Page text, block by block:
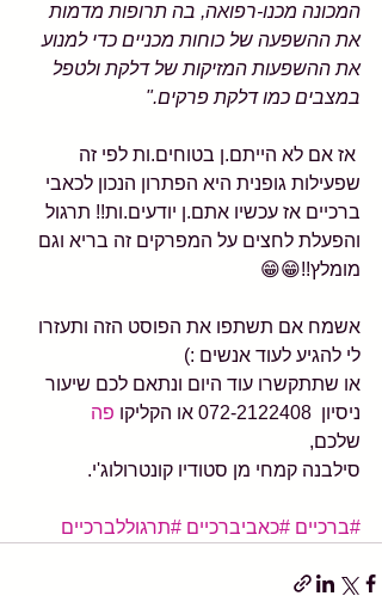
המכונה מכנו-רפואה, בה תרופות מדמות
את ההשפעה של כוחות מכניים כדי למנוע
את ההשפעות המזיקות של דלקת ולטפל
במצבים כמו דלקת פרקים."
אז אם לא הייתם.ן בטוחים.ות לפי זה
שפעילות גופנית היא הפתרון הנכון לכאבי
ברכיים אז עכשיו אתם.ן יודעים.ות!! תרגול
והפעלת לחצים על המפרקים זה בריא וגם
מומלץ!!😁😁
אשמח אם תשתפו את הפוסט הזה ותעזרו
לי להגיע לעוד אנשים :)
או שתתקשרו עוד היום ונתאם לכם שיעור
ניסיון  072-2122408 או הקליקו
פה
שלכם,
סילבנה קמחי מן סטודיו קונטרולוג'י.
#ברכיים #כאביברכיים #תרגוללברכיים